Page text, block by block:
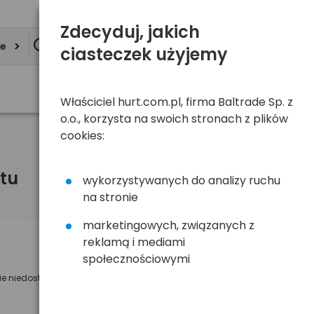
niedostępny
Powiadom mnie o dostępności
Zdecyduj, jakich
ciasteczek użyjemy
Właściciel hurt.com.pl, firma Baltrade Sp. z
o.o., korzysta na swoich stronach z plików
cookies:
wykorzystywanych do analizy ruchu
na stronie
marketingowych, związanych z
reklamą i mediami
społecznościowymi